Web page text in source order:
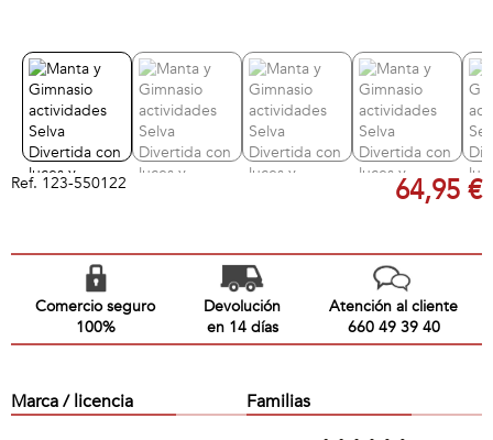
Ref. 123-550122 64,95 €
Comercio seguro
100%
Devolución
en 14 días
Atención al cliente
660 49 39 40
Marca / licencia Familias